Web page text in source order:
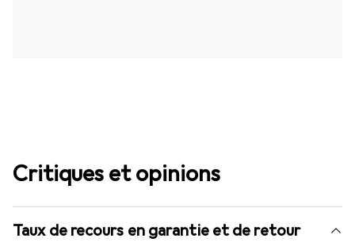
Critiques et opinions
Taux de recours en garantie et de retour